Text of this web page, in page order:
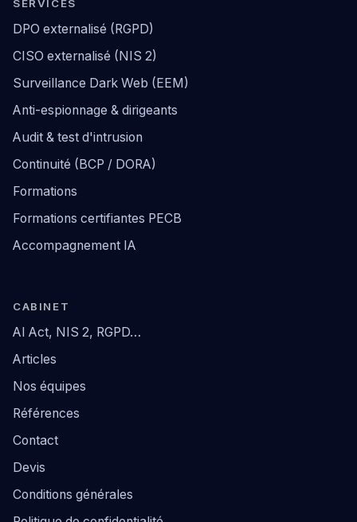
SERVICES
DPO externalisé (RGPD)
CISO externalisé (NIS 2)
Surveillance Dark Web (EEM)
Anti-espionnage & dirigeants
Audit & test d'intrusion
Continuité (BCP / DORA)
Formations
Formations certifiantes PECB
Accompagnement IA
CABINET
AI Act, NIS 2, RGPD…
Articles
Nos équipes
Références
Contact
Devis
Conditions générales